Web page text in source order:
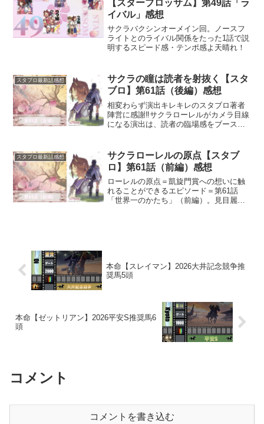
【スターブロッサム】第49話「ラ
イバル」感想
サクラバクシンオーメイン回。ノースフ
ライトとのライバル関係をたった1話で説
明するスピード感・テンポ感よ天晴れ！
スタブロ最新話感想
サクラの瞳は読者を射抜く【スタ
ブロ】第61話（後編）感想
相変わらず演出キレキレのスタブロ著者
陣営に感謝‼️サクラローレルがカメラ目線
になる演出は、読者の臨場感をブースト
の目力を持つキャラクターの魅力を最大
限に活かした演出はお...
スタブロ最新話感想
サクラローレルの原点【スタブ
ロ】第61話（前編）感想
ローレルの原点＝凱旋門賞への想いに触
れることができるエピソード＝第61話
「世界一のかたち」（前編）。見目麗し
本命【スレイマン】2026大井記念競争推
奨馬5頭
本命【ゼットリアン】2026平安S推奨馬6
頭
コメント
コメントを書き込む